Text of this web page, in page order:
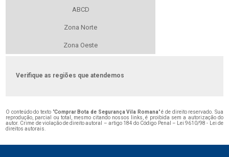
ABCD
Zona Norte
Zona Oeste
Verifique as regiões que atendemos
O conteúdo do texto "Comprar Bota de Segurança Vila Romana" é de direito reservado. Sua
reprodução, parcial ou total, mesmo citando nossos links, é proibida sem a autorização do
autor. Crime de violação de direito autoral – artigo 184 do Código Penal –
Lei 9610/98 - Lei de
direitos autorais